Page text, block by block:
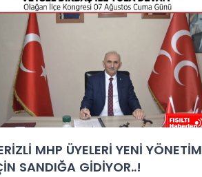
MHP ÜYELERİ YENİ YÖNETİM
SANDIĞA GİDİYOR..!